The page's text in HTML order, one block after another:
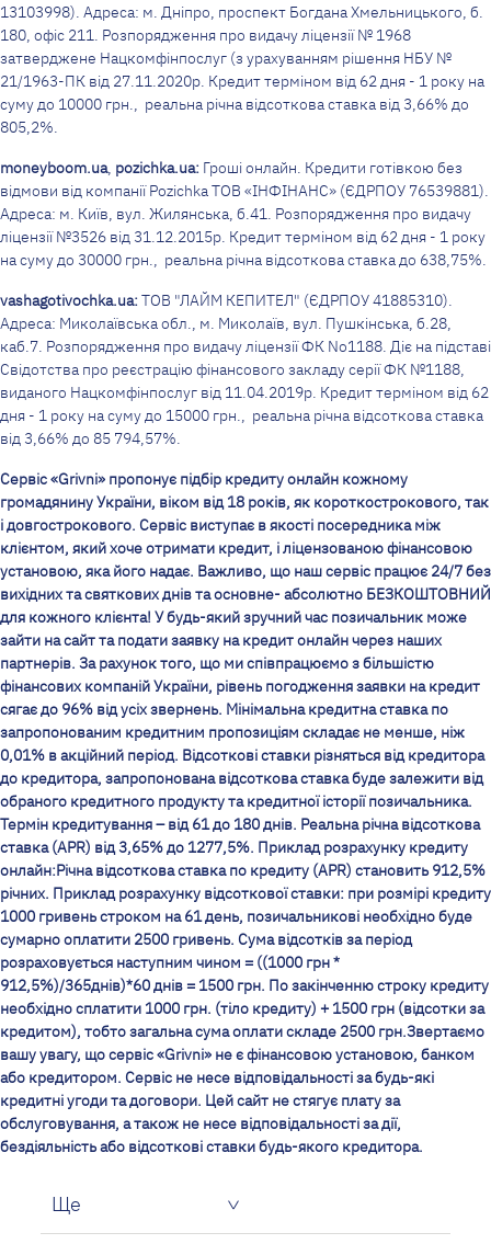
13103998). Адреса: м. Дніпро, проспект Богдана Хмельницького, б.
180, офіс 211. Розпорядження про видачу ліцензії № 1968
затверджене Нацкомфінпослуг (з урахуванням рішення НБУ №
21/1963-ПК від 27.11.2020р. Кредит терміном від 62 дня - 1 року на
суму до 10000 грн., реальна річна відсоткова ставка від 3,66% до
805,2%.
moneyboom.ua, pozichka.ua: Гроші онлайн. Кредити готівкою без
відмови від компанії Pozichka ТОВ «ІНФІНАНС» (ЄДРПОУ 76539881).
Адреса: м. Київ, вул. Жилянська, б.41. Розпорядження про видачу
ліцензії №3526 від 31.12.2015р. Кредит терміном від 62 дня - 1 року
на суму до 30000 грн., реальна річна відсоткова ставка до 638,75%.
vashagotivochka.ua:ТОВ "ЛАЙМ КЕПИТЕЛ" (ЄДРПОУ 41885310).
Адреса: Миколаївська обл., м. Миколаїв, вул. Пушкінська, б.28,
каб.7. Розпорядження про видачу ліцензії ФК No1188. Діє на підставі
Свідотства про реєстрацію фінансового закладу серії ФК №1188,
виданого Нацкомфінпослуг від 11.04.2019р. Кредит терміном від 62
дня - 1 року на суму до 15000 грн., реальна річна відсоткова ставка
від 3,66% до 85 794,57%.
Сервіс «Grivni» пропонує підбір кредиту онлайн кожному
громадянину України, віком від 18 років, як короткострокового, так
і довгострокового. Сервіс виступає в якості посередника між
клієнтом, який хоче отримати кредит, і ліцензованою фінансовою
установою, яка його надає. Важливо, що наш сервіс працює 24/7 без
вихідних та святкових днів та основне- абсолютно БЕЗКОШТОВНИЙ
для кожного клієнта! У будь-який зручний час позичальник може
зайти на сайт та подати заявку на кредит онлайн через наших
партнерів. За рахунок того, що ми співпрацюємо з більшістю
фінансових компаній України, рівень погодження заявки на кредит
сягає до 96% від усіх звернень. Мінімальна кредитна ставка по
запропонованим кредитним пропозиціям складає не менше, ніж
0,01% в акційний період. Відсоткові ставки різняться від кредитора
до кредитора, запропонована відсоткова ставка буде залежити від
обраного кредитного продукту та кредитної історії позичальника.
Термін кредитування – від 61 до 180 днів. Реальна річна відсоткова
ставка (APR) від 3,65% до 1277,5%. Приклад розрахунку кредиту
онлайн:Річна відсоткова ставка по кредиту (APR) становить 912,5%
річних. Приклад розрахунку відсоткової ставки: при розмірі кредиту
1000 гривень строком на 61 день, позичальникові необхідно буде
сумарно оплатити 2500 гривень. Сума відсотків за період
розраховується наступним чином = ((1000 грн *
912,5%)/365днів)*60 днів = 1500 грн. По закінченню строку кредиту
необхідно сплатити 1000 грн. (тіло кредиту) + 1500 грн (відсотки за
кредитом), тобто загальна сума оплати складе 2500 грн.Звертаємо
вашу увагу, що сервіс «Grivni» не є фінансовою установою, банком
або кредитором. Сервіс не несе відповідальності за будь-які
кредитні угоди та договори. Цей сайт не стягує плату за
обслуговування, а також не несе відповідальності за дії,
бездіяльність або відсоткові ставки будь-якого кредитора.
Ще